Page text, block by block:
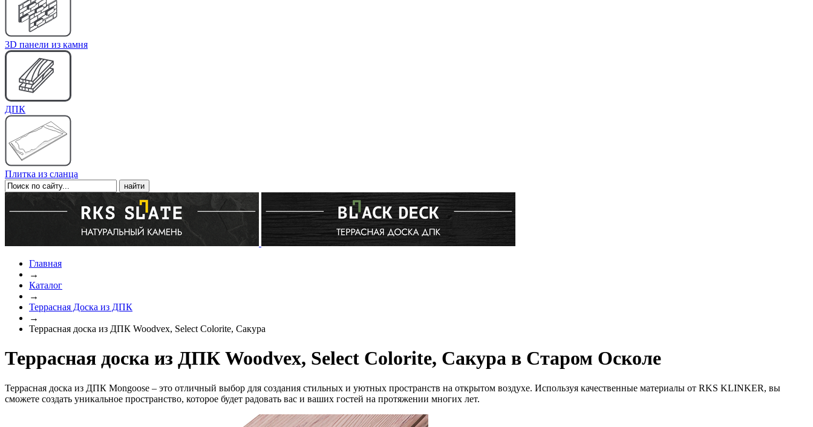
3D панели из камня
ДПК
Плитка из сланца
Главная
→
Каталог
→
Террасная Доска из ДПК
→
Террасная доска из ДПК Woodvex, Select Colorite, Сакура
Террасная доска из ДПК Woodvex, Select Colorite, Сакура в Старом Осколе
Террасная доска из ДПК Mongoose – это отличный выбор для создания стильных и уютных пространств на открытом воздухе. Используя качественные материалы от RKS KLINKER, вы
сможете создать уникальное пространство, которое будет радовать вас и ваших гостей на протяжении многих лет.